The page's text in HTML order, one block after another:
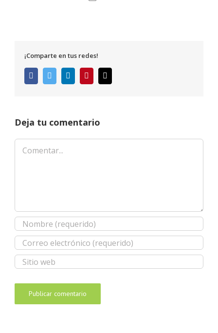
¡Comparte en tus redes!
FacebookTwitter LinkedInPinterest
electrónico
Deja tu comentario
Comentar